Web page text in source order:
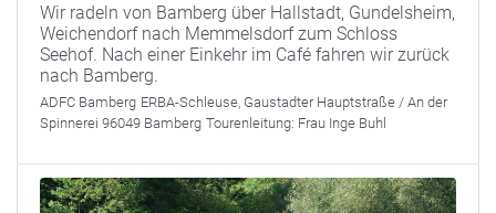
Wir radeln von Bamberg über Hallstadt, Gundelsheim,
Weichendorf nach Memmelsdorf zum Schloss
Seehof. Nach einer Einkehr im Café fahren wir zurück
nach Bamberg.
ADFC Bamberg ERBA-Schleuse, Gaustadter Hauptstraße / An der
Spinnerei 96049 Bamberg Tourenleitung: Frau Inge Buhl